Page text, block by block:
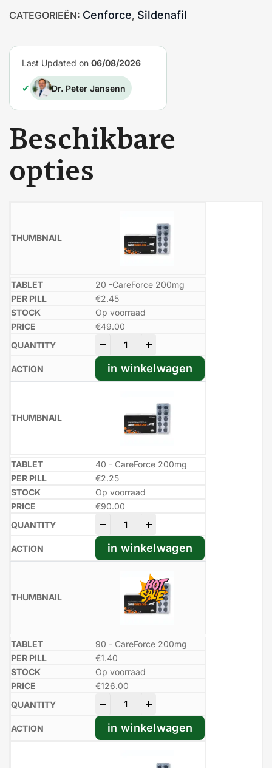
CATEGORIEËN: Cenforce, Sildenafil
Last Updated on 06/08/2026
✔ Dr. Peter Jansenn
Beschikbare
opties
20 -CareForce 200mg
€2.45
Op voorraad
€49.00
in winkelwagen
40 - CareForce 200mg
€2.25
Op voorraad
€90.00
in winkelwagen
90 - CareForce 200mg
€1.40
Op voorraad
€126.00
in winkelwagen